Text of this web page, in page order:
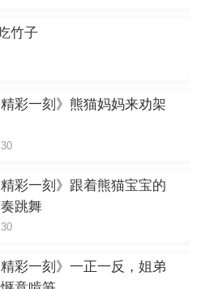
竹子
精彩一刻》熊猫妈妈来劝架
精彩一刻》跟着熊猫宝宝的
跳舞
精彩一刻》一正一反，姐弟